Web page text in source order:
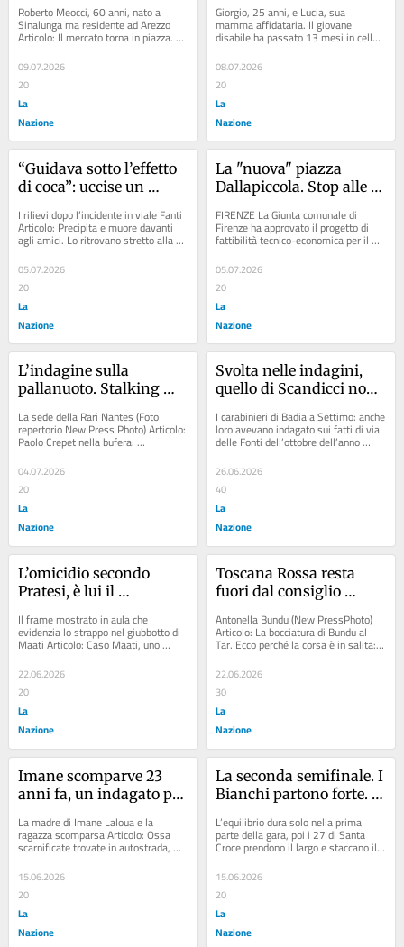
seriale
Roberto Meocci, 60 anni, nato a
Sinalunga ma residente ad Arezzo
Articolo: Il mercato torna in piazza.
Ecco le nuove disposizioni Articolo:
La magia...
09.07.2026
20
La
Nazione
idoneo per la cella”
Giorgio, 25 anni, e Lucia, sua
mamma affidataria. Il giovane
disabile ha passato 13 mesi in cella
Articolo: Sollicciano, detenuto di 75
anni muore...
08.07.2026
20
La
Nazione
“Guidava sotto l’effetto
di coca”: uccise un
chiudono le indagini
I rilievi dopo l’incidente in viale Fanti
Articolo: Precipita e muore davanti
agli amici. Lo ritrovano stretto alla
sua cloche Articolo: Claudio...
05.07.2026
20
La
Nazione
La "nuova" piazza
Dallapiccola. Stop alle
con un intervento da 2,9
milioni
FIRENZE La Giunta comunale di
Firenze ha approvato il progetto di
fattibilità tecnico-economica per il
rifacimento di piazza Pier Luigi...
05.07.2026
20
La
Nazione
L’indagine sulla
pallanuoto. Stalking
Nantes: indagati quattro
giocatori
La sede della Rari Nantes (Foto
repertorio New Press Photo) Articolo:
Paolo Crepet nella bufera:
“Sedicimila euro per un solo incontro,
sperperati...
04.07.2026
20
La
Nazione
Svolta nelle indagini,
quello di Scandicci non
femminicidio. Lei gli
aveva ’ordinato’ di
I carabinieri di Badia a Settimo: anche
loro avevano indagato sui fatti di via
delle Fonti dell’ottobre dell’anno
26.06.2026
40
La
Nazione
L’omicidio secondo
Pratesi, è lui il
“Chiedo scusa alla
mamma. Ma Maati non
Il frame mostrato in aula che
evidenzia lo strappo nel giubbotto di
Maati Articolo: Caso Maati, uno
contro l’altro: "Mentre stavamo
fuggendo mi...
22.06.2026
20
La
Nazione
Toscana Rossa resta
fuori dal consiglio
respinto
Antonella Bundu (New PressPhoto)
Articolo: La bocciatura di Bundu al
Tar. Ecco perché la corsa è in salita:
"Ora ricorso al Consiglio di...
22.06.2026
30
La
Nazione
Imane scomparve 23
anni fa, un indagato per
dna sui reperti
dimenticati
La madre di Imane Laloua e la
ragazza scomparsa Articolo: Ossa
scarnificate trovate in autostrada,
15.06.2026
20
La
Nazione
La seconda semifinale. I
Bianchi partono forte.
L’equilibrio dura solo nella prima
parte della gara, poi i 27 di Santa
Croce prendono il largo e staccano il
pass per la finale di San Giovanni...
15.06.2026
20
La
Nazione